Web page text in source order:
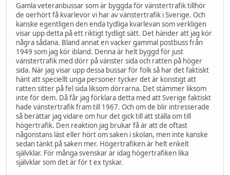
Gamla veteranbussar som är byggda för vänstertrafik tillhör
de oerhört få kvarlevor vi har av vänstertrafik i Sverige. Och
kanske egentligen den enda tydliga kvarlevan som verkligen
visar upp detta på ett riktigt tydligt sätt. Det händer att jag kör
några sådana. Bland annat en vacker gammal postbuss från
1949 som jag kör ibland. Denna är helt byggd för just
vänstertrafik med dörr på vänster sida och ratten på höger
sida. När jag visar upp dessa bussar för folk så har det faktiskt
hänt att speciellt unga personer tycker det är konstigt att
ratten sitter på fel sida liksom dörrarna. Det stämmer liksom
inte för dem. Då får jag förklara detta med att Sverige faktiskt
hade vänstertrafik fram till 1967. Och om de blir intresserade
så berättar jag vidare om hur det gick till att ställa om till
högertrafik. Den reaktion jag brukar få är att de oftast
någonstans läst eller hört om saken i skolan, men inte kanske
sedan tänkt på saken mer. Högertrafiken är helt enkelt
självklar. För många svenskar är idag högertrafiken lika
självklar som det är för t ex tyskar.